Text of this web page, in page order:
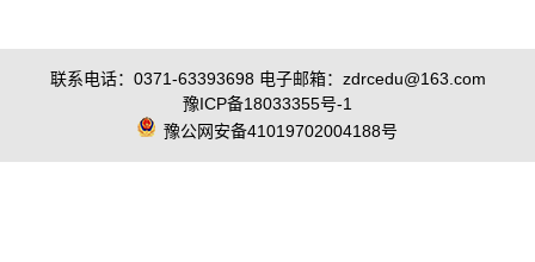
联系电话：0371-63393698 电子邮箱：zdrcedu@163.com
豫ICP备18033355号-1
豫公网安备41019702004188号